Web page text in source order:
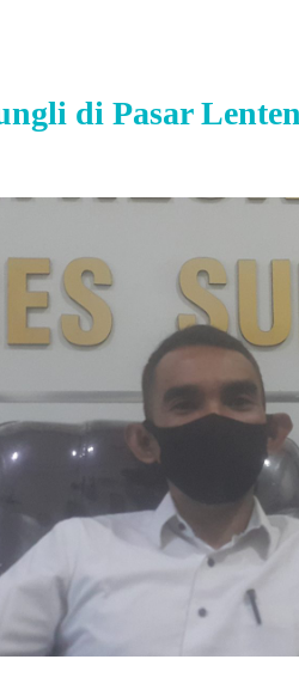
di Pasar